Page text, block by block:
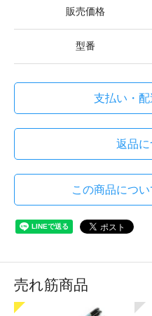
販売価格
型番
支払い・
返品に
この商品につ
売れ筋商品